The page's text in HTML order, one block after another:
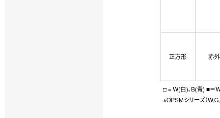
正方形 赤外
□ = W(白)、B(青) ■＝
※OPSMシリーズ（